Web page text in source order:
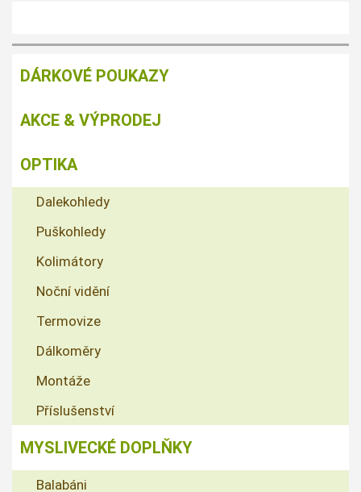
DÁRKOVÉ POUKAZY
AKCE & VÝPRODEJ
OPTIKA
Dalekohledy
Puškohledy
Kolimátory
Noční vidění
Termovize
Dálkoměry
Montáže
Příslušenství
MYSLIVECKÉ DOPLŇKY
Balabáni